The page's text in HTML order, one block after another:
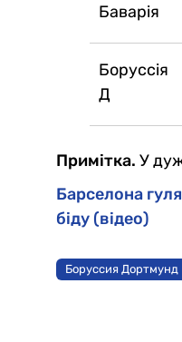
Баварія
Боруссія
Д
Примітка. У
Барселона
біду (відео)
Боруссия Дортмунд